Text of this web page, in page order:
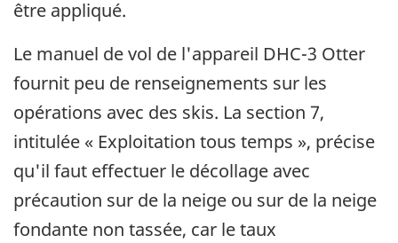
être appliqué.
Le manuel de vol de l'appareil DHC-3 Otter
fournit peu de renseignements sur les
opérations avec des skis. La section 7,
intitulée « Exploitation tous temps », précise
qu'il faut effectuer le décollage avec
précaution sur de la neige ou sur de la neige
fondante non tassée, car le taux